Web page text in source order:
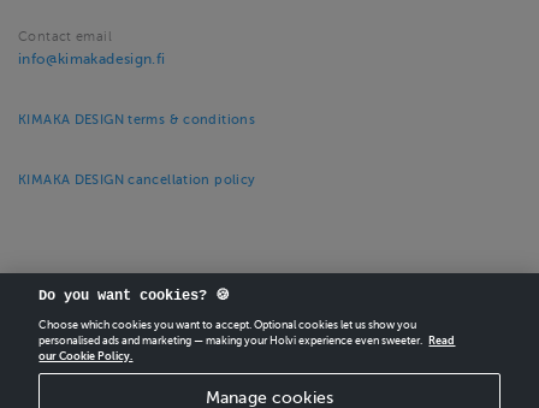
Contact email
info@kimakadesign.fi
KIMAKA DESIGN terms & conditions
KIMAKA DESIGN cancellation policy
CREATEYOUR OWN HOLVI ONLINE STORE IN MINUTES.
Holvi Payment Services Ltd is regulated by the Financial Supervisory Authority of
Do you want cookies? 🍪
Choose which cookies you want to accept. Optional cookies let us show you
personalised ads and marketing — making your Holvi experience even sweeter.
Read
our Cookie Policy.
Manage cookies